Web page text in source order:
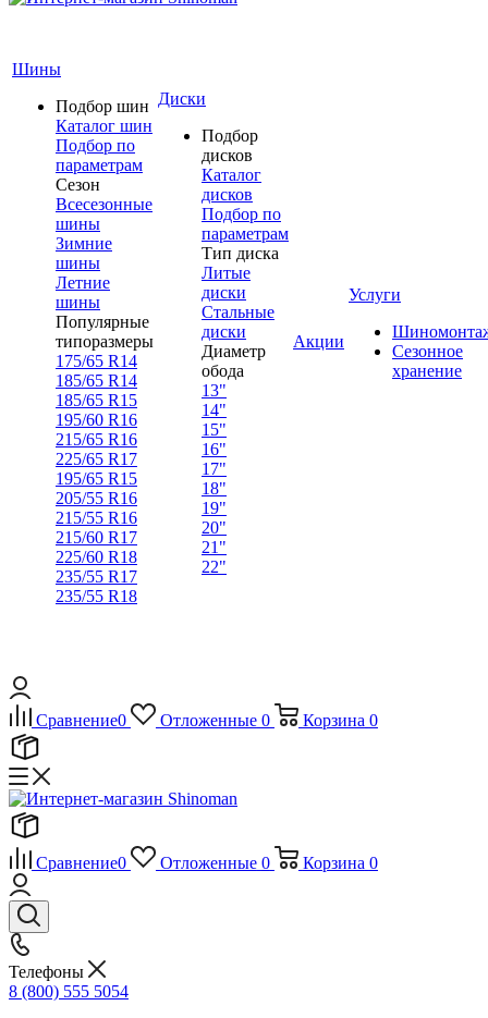
Шины
Подбор шин
Каталог шин
Подбор по
параметрам
Сезон
Всесезонные
шины
Зимние
шины
Летние
шины
Популярные
типоразмеры
175/65 R14
185/65 R14
185/65 R15
195/60 R16
215/65 R16
225/65 R17
195/65 R15
205/55 R16
215/55 R16
215/60 R17
225/60 R18
235/55 R17
235/55 R18
Диски
Подбор
дисков
Каталог
дисков
Подбор по
параметрам
Тип диска
Литые
диски
Стальные
диски
Диаметр
обода
13"
14"
15"
16"
17"
18"
19"
20"
21"
22"
Акции
Услуги
Сезонное
хранение
Сравнение0 Отложенные 0 Корзина 0
Сравнение0 Отложенные 0 Корзина 0
Телефоны
8 (800) 555 5054